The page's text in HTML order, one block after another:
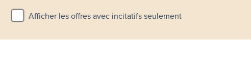
Afficher les offres avec incitatifs seulement